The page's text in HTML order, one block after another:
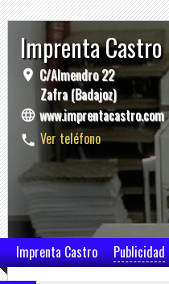
Imprenta Castro
C/Almendro 22
Zafra (Badajoz)
www.imprentacastro.com
Ver teléfono
Imprenta Castro Publicidad